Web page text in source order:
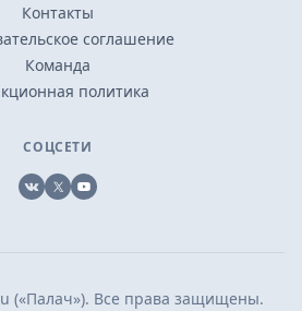
Контакты
соглашение
Команда
политика
СОЦСЕТИ
VK X YouTube
(«Палач»). Все права защищены.